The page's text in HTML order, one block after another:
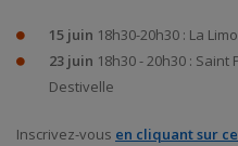
15 juin 18h30-20h30 : La
23 juin 18h30 - 20h30 :
Destivelle
Inscrivez-vous en cliquant sur